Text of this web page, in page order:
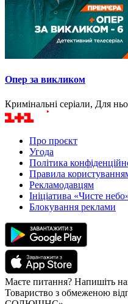
Опер за викликом
Кримінальні серіали, Для
Про проєкт
Угода
Політика
Правила
Рекламодавцям
Ініціатива «Чисте
Блокування реклами
Маєте питання? Напишіть
Товариство з обмеженою